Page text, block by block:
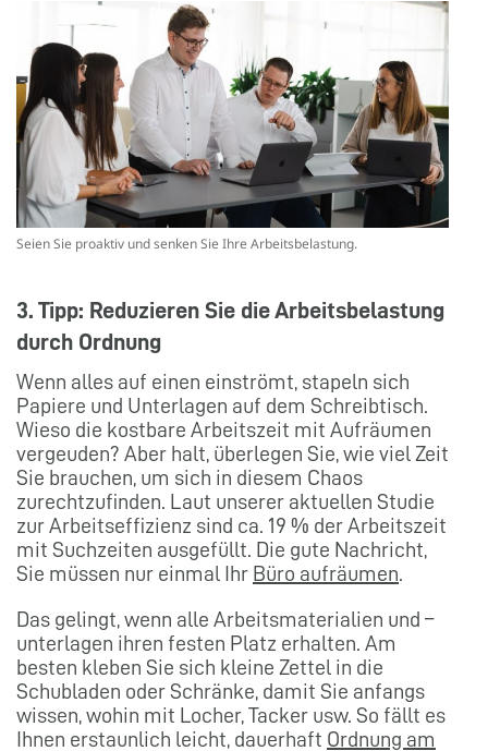
Seien Sie proaktiv und senken Sie Ihre Arbeitsbelastung.
3. Tipp: Reduzieren Sie die Arbeitsbelastung
durch Ordnung
Wenn alles auf einen einströmt, stapeln sich
Papiere und Unterlagen auf dem Schreibtisch.
Wieso die kostbare Arbeitszeit mit Aufräumen
vergeuden? Aber halt, überlegen Sie, wie viel Zeit
Sie brauchen, um sich in diesem Chaos
zurechtzufinden. Laut unserer aktuellen Studie
zur Arbeitseffizienz sind ca. 19 % der Arbeitszeit
mit Suchzeiten ausgefüllt. Die gute Nachricht,
Sie müssen nur einmal Ihr Büro aufräumen.
Das gelingt, wenn alle Arbeitsmaterialien und –
unterlagen ihren festen Platz erhalten. Am
besten kleben Sie sich kleine Zettel in die
Schubladen oder Schränke, damit Sie anfangs
wissen, wohin mit Locher, Tacker usw. So fällt es
Ihnen erstaunlich leicht, dauerhaft Ordnung am